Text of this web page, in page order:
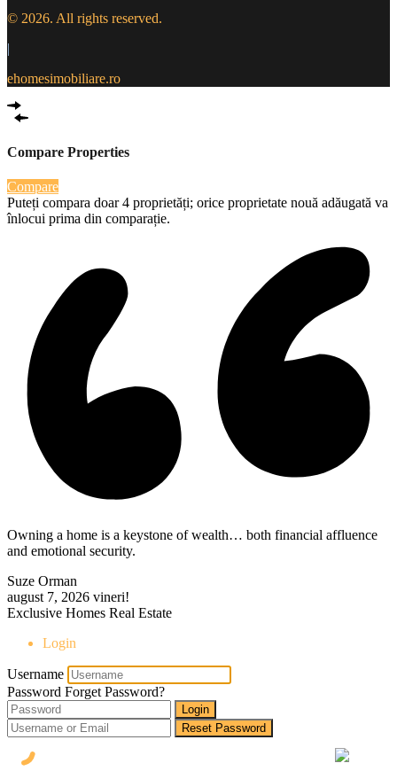
© 2026. All rights reserved.
|
ehomesimobiliare.ro
Compare Properties
Compare
Puteți compara doar 4 proprietăți; orice proprietate nouă adăugată va
înlocui prima din comparație.
Owning a home is a keystone of wealth… both financial affluence
and emotional security.
Suze Orman
august 7, 2026 vineri!
Exclusive Homes Real Estate
Login
Username
Password Forget Password?
Login
Reset Password